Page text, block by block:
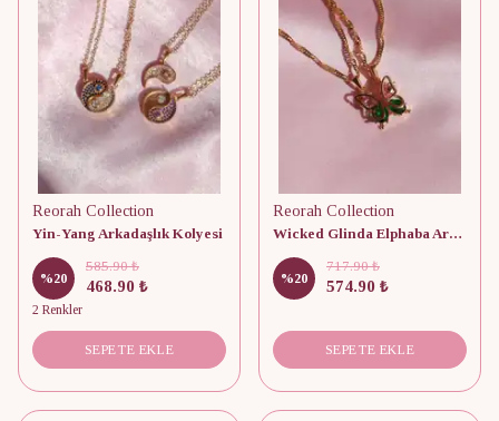
Reorah Collection
Yin-Yang Arkadaşlık Kolyesi
%20
585.90 ₺
468.90 ₺
2 Renkler
SEPETE EKLE
Reorah Collection
Wicked Glinda Elphaba Arkadaşlık Kolyesi
%20
717.90 ₺
574.90 ₺
SEPETE EKLE